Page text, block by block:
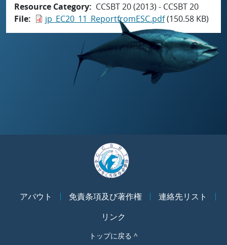
Resource Category
CCSBT 20 (2013) - CCSBT 20
File
jp_EC20_11_ReportfromESC.pdf(150.58 KB)
アバウト 免責条項及び著作権
連絡先リスト
リンク
トップに戻る ^